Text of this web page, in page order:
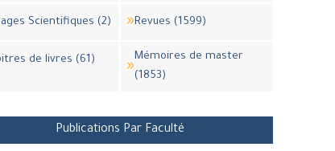
Scientifiques (2) Revues (1599)
de livres (61)
Mémoires de master
(1853)
Publications Par Faculté